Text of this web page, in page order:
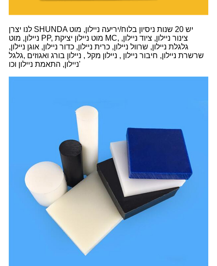
לנו יצרן SHUNDA יש 20 שנות ניסיון בלוח/יריעה ניילון, מוט
ניילון, מוט PP, מוט ניילון יציקת MC, צינור ניילון, ציוד ניילון,
גלגלת ניילון, שרוול ניילון, כרית ניילון, כדור ניילון, אוגן ניילון,
שרשרת ניילון, חיבור ניילון , ניילון מקל , ניילון בורג ואגוזים ,גלגל
ניילון, התאמת ניילון וכו'